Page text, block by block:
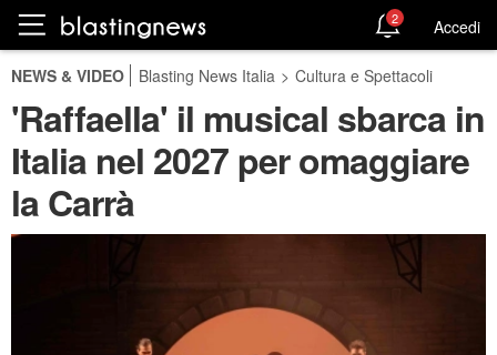
2 Accedi
NEWS & VIDEO Blasting News Italia > Cultura e Spettacoli
'Raffaella' il musical sbarca in
Italia nel 2027 per omaggiare
la Carrà